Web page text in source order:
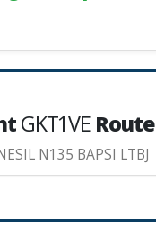
GKT1VE Route
N135 BAPSI LTBJ